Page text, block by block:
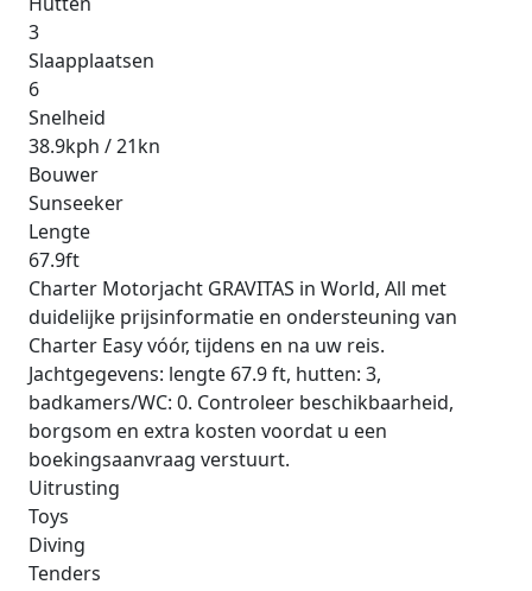
3
Slaapplaatsen
6
Snelheid
38.9kph / 21kn
Bouwer
Sunseeker
Lengte
67.9ft
Charter Motorjacht GRAVITAS in World, All met
duidelijke prijsinformatie en ondersteuning van
Charter Easy vóór, tijdens en na uw reis.
Jachtgegevens: lengte 67.9 ft, hutten: 3,
badkamers/WC: 0. Controleer beschikbaarheid,
borgsom en extra kosten voordat u een
boekingsaanvraag verstuurt.
Uitrusting
Toys
Diving
Tenders